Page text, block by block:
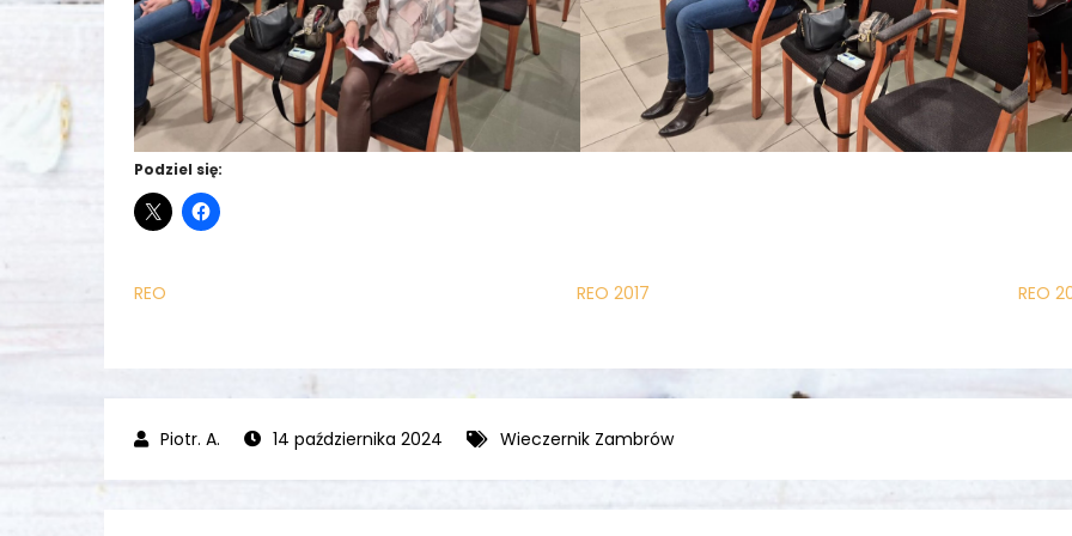
Podziel się:
REO REO 2017 REO
14 października 2024 Wieczernik Zambrów